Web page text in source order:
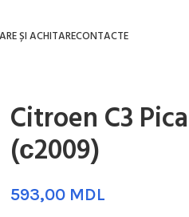
ȘI ACHITARECONTACTE
Citroen C3
(с2009)
MDL